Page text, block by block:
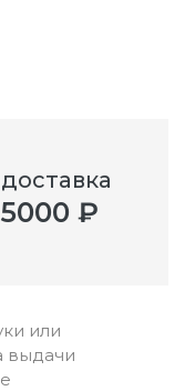
5000 ₽
или
выдачи